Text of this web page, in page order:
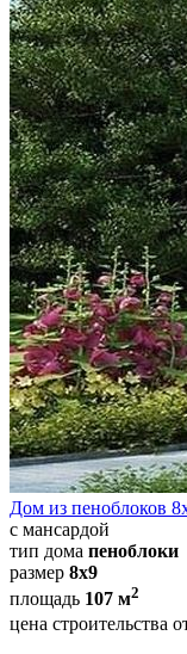
Дом из пеноблоков
с мансардой
тип дома пеноблоки
размер 8х9
площадь 107 м2
цена строительства